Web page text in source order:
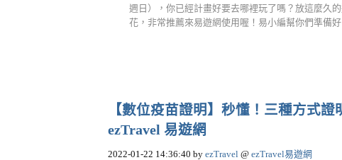
週日），你已經計畫好要去哪裡玩了嗎？放這麼久
花，非常推薦來易遊網使用喔！易小編幫你們準備
【數位疫苗證明】秒懂！三種方式
ezTravel 易遊網
2022-01-22 14:36:40 by ezTravel @ ezTravel易遊網